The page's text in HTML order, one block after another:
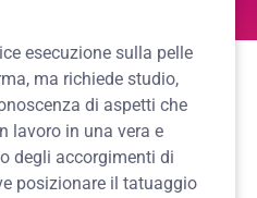
esecuzione sulla pelle
ma richiede studio,
di aspetti che
lavoro in una vera e
degli accorgimenti di
posizionare il tatuaggio